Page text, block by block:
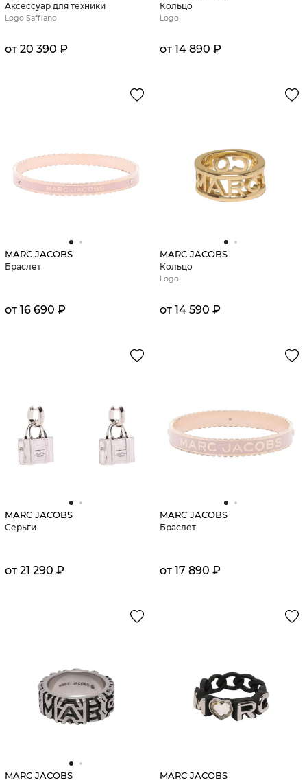
Аксессуар для техники
Logo Saffiano
от 20 390 ₽
Кольцо
Logo
от 14 890 ₽
MARC JACOBS
Браслет
от 16 690 ₽
MARC JACOBS
Кольцо
Logo
от 14 590 ₽
MARC JACOBS
Серьги
от 21 290 ₽
MARC JACOBS
Браслет
от 17 890 ₽
MARC JACOBS MARC JACOBS